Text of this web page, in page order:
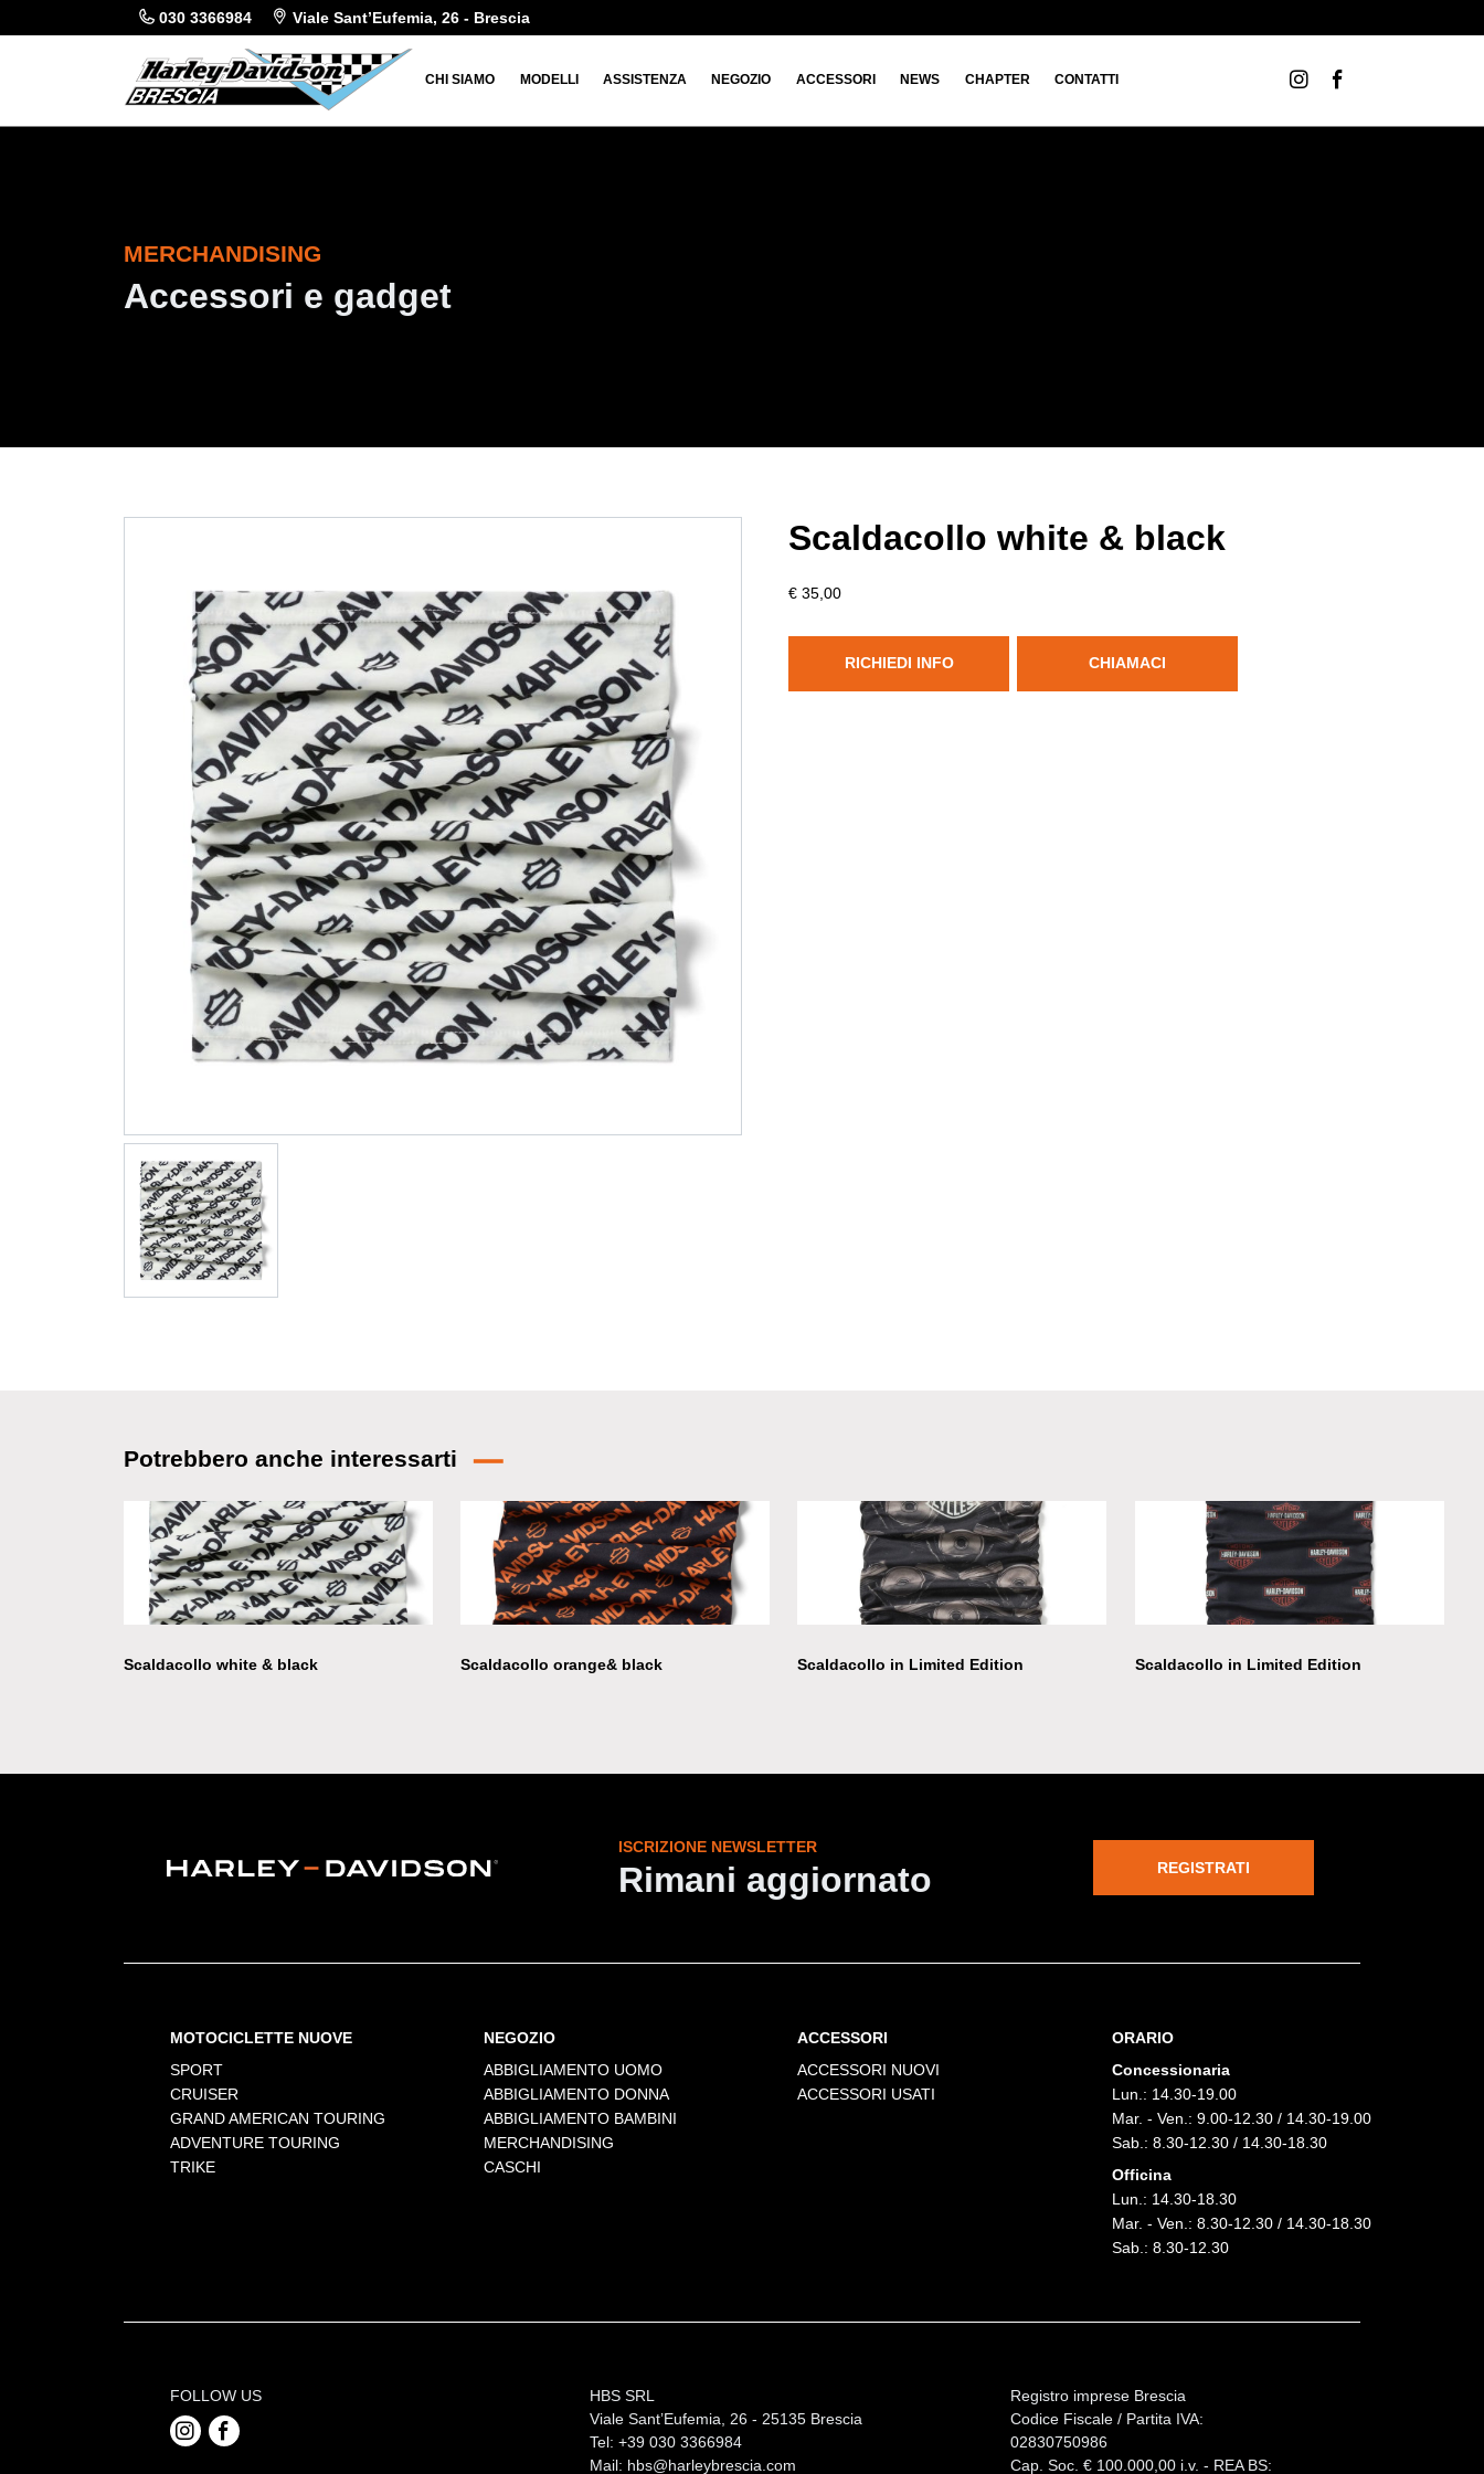
030 3366984 Viale Sant’Eufemia, 26 - Brescia
CHI SIAMO MODELLI ASSISTENZA NEGOZIO ACCESSORI NEWS CHAPTER CONTATTI
MERCHANDISING
Accessori e gadget
Scaldacollo white & black
€ 35,00
RICHIEDI INFO CHIAMACI
Potrebbero anche interessarti
Scaldacollo white & black Scaldacollo orange& black Scaldacollo in Limited Edition Scaldacollo in Limited Edition
ISCRIZIONE NEWSLETTER
Rimani aggiornato REGISTRATI
MOTOCICLETTE NUOVE
SPORT
CRUISER
GRAND AMERICAN TOURING
ADVENTURE TOURING
TRIKE
NEGOZIO
ABBIGLIAMENTO UOMO
ABBIGLIAMENTO DONNA
ABBIGLIAMENTO BAMBINI
MERCHANDISING
CASCHI
ACCESSORI
ACCESSORI NUOVI
ACCESSORI USATI
ORARIO
Concessionaria
Lun.: 14.30-19.00
Mar. - Ven.: 9.00-12.30 / 14.30-19.00
Sab.: 8.30-12.30 / 14.30-18.30
Officina
Lun.: 14.30-18.30
Mar. - Ven.: 8.30-12.30 / 14.30-18.30
Sab.: 8.30-12.30
FOLLOW US
HBS SRL
Viale Sant’Eufemia, 26 - 25135 Brescia
Tel: +39 030 3366984
Mail: hbs@harleybrescia.com
Registro imprese Brescia
Codice Fiscale / Partita IVA:
02830750986
Cap. Soc. € 100.000,00 i.v. - REA BS: